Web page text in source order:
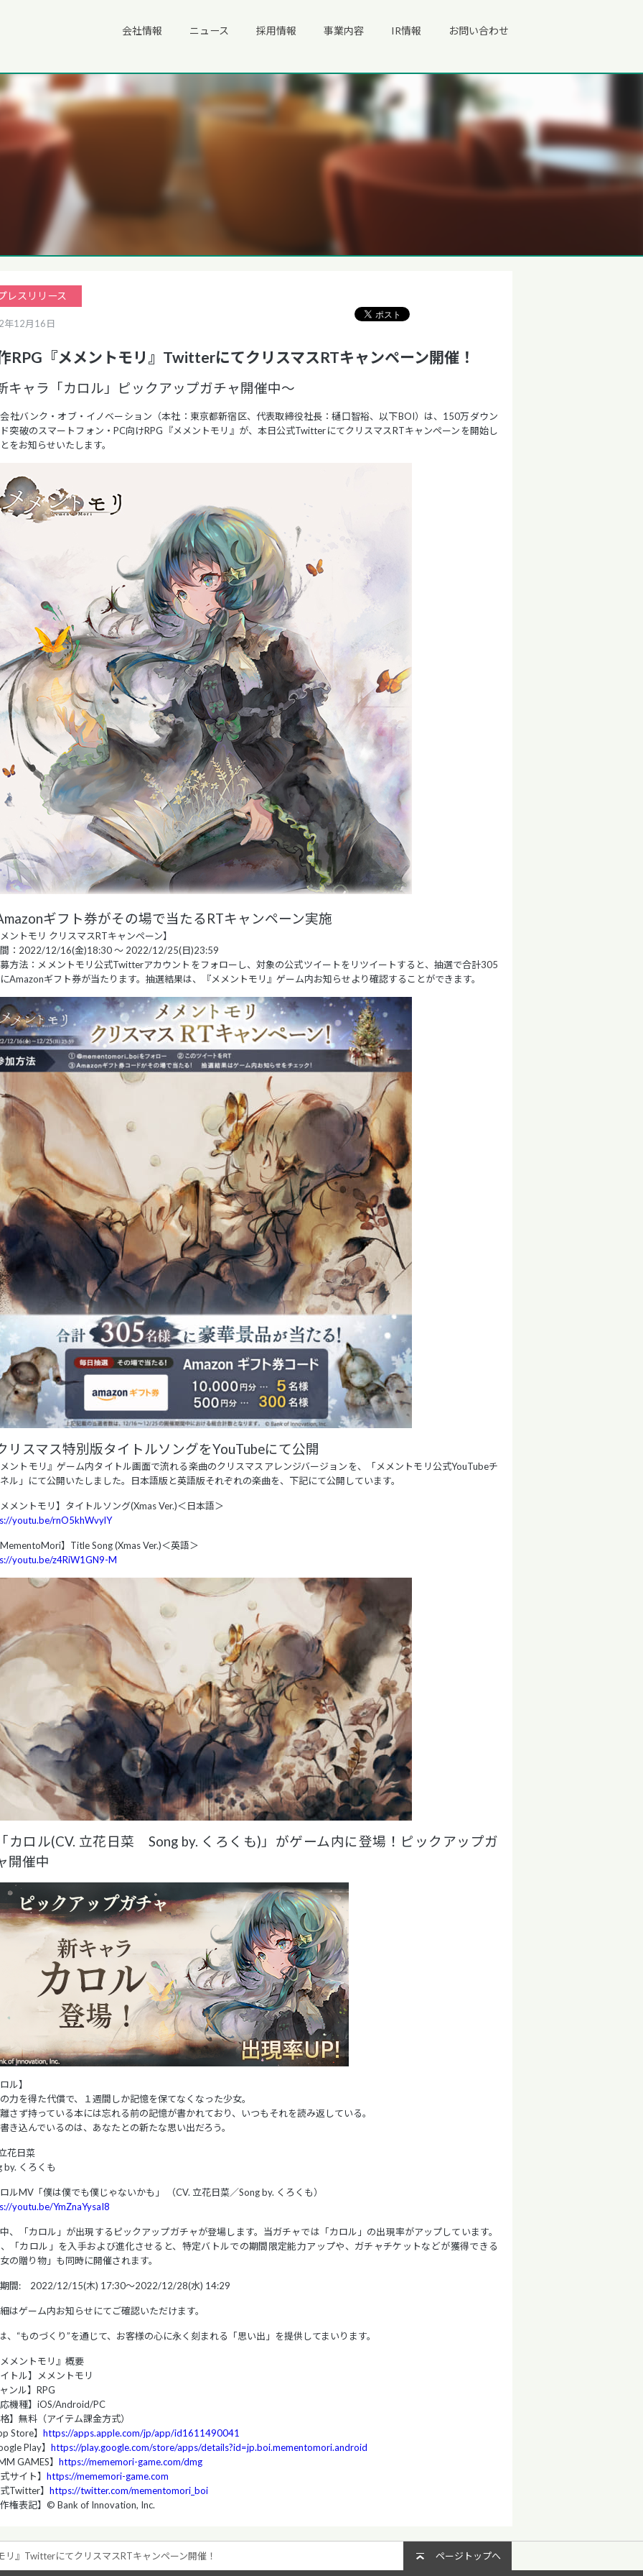
会社情報 ニュース 採用情報 事業内容 IR情報 お問い合わせ
レスリリース
年12月16日
RPG『メメントモリ』TwitterにてクリスマスRTキャンペーン開催！
キャラ「カロル」ピックアップガチャ開催中～
社バンク・オブ・イノベーション（本社：東京都新宿区、代表取締役社長：樋口智裕、以下BOI）は、150万ダウン
突破のスマートフォン・PC向けRPG『メメントモリ』が、本日公式TwitterにてクリスマスRTキャンペーンを開始し
をお知らせいたします。
ギフト券がその場で当たるRTキャンペーン実施
ントモリ クリスマスRTキャンペーン】
：2022/12/16(金)18:30 ～ 2022/12/25(日)23:59
方法：メメントモリ公式Twitterアカウントをフォローし、対象の公式ツイートをリツイートすると、抽選で合計305
Amazonギフト券が当たります。抽選結果は、『メメントモリ』ゲーム内お知らせより確認することができます。
スマス特別版タイトルソングをYouTubeにて公開
ントモリ』ゲーム内タイトル画面で流れる楽曲のクリスマスアレンジバージョンを、「メメントモリ公式YouTubeチ
ル」にて公開いたしました。日本語版と英語版それぞれの楽曲を、下記にて公開しています。
メントモリ】タイトルソング(Xmas Ver.)＜日本語＞
youtu.be/rnO5khWvylY
】Title Song (Xmas Ver.)＜英語＞
youtu.be/z4RiW1GN9-M
カロル(CV. 立花日菜 Song by. くろくも)」がゲーム内に登場！ピックアップガ
開催中
ル】
力を得た代償で、１週間しか記憶を保てなくなった少女。
さず持っている本には忘れる前の記憶が書かれており、いつもそれを読み返している。
き込んでいるのは、あなたとの新たな思い出だろう。
花日菜
by. くろくも
ルMV「僕は僕でも僕じゃないかも」 （CV. 立花日菜／Song by. くろくも）
youtu.be/YmZnaYysaI8
、「カロル」が出現するピックアップガチャが登場します。当ガチャでは「カロル」の出現率がアップしています。
「カロル」を入手および進化させると、特定バトルでの期間限定能力アップや、ガチャチケットなどが獲得できる
の贈り物」も同時に開催されます。
間: 2022/12/15(木) 17:30～2022/12/28(水) 14:29
はゲーム内お知らせにてご確認いただけます。
、“ものづくり”を通じて、お客様の心に永く刻まれる「思い出」を提供してまいります。
メントモリ』概要
トル】メメントモリ
ンル】RPG
機種】iOS/Android/PC
】無料（アイテム課金方式）
Store】 https://apps.apple.com/jp/app/id1611490041
Play】 https://play.google.com/store/apps/details?id=jp.boi.mementomori.android
GAMES】 https://mememori-game.com/dmg
サイト】 https://mememori-game.com
Twitter】 https://twitter.com/mementomori_boi
権表記】© Bank of Innovation, Inc.
リ』TwitterにてクリスマスRTキャンペーン開催！ ページトップへ